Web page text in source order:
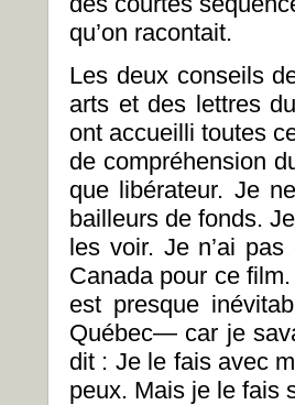
qu’on racontait.
Les deux conseils
arts et des lettres
ont accueilli toutes
de compréhension
que libérateur. Je
bailleurs de fonds.
les voir. Je n’ai
Canada pour ce
est presque
Québec— car je
dit : Je le fais avec
peux. Mais je le fais